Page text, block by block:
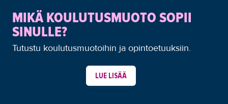
MIKÄ KOULUTUSMUOTO SOPII
SINULLE?
Tutustu koulutusmuotoihin ja opintoetuuksiin.
LUE LISÄÄ